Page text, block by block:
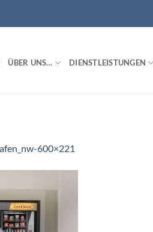
ÜBER UNS… DIENSTLEISTUNGEN
600×221